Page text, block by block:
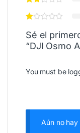
Sé el
“DJI Osmo
You must be
Aún no hay